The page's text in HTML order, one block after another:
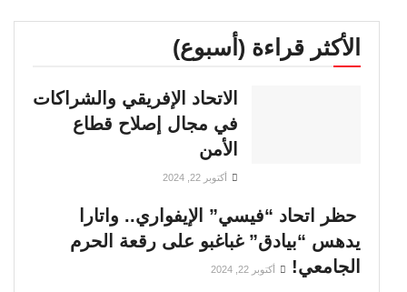
الأكثر قراءة (أسبوع)
الاتحاد الإفريقي والشراكات
في مجال إصلاح قطاع
الأمن
أكتوبر 22, 2024
حظر اتحاد “فيسي” الإيفواري.. واتارا
يدهس “بيادق” غباغبو على رقعة الحرم
الجامعي!
أكتوبر 22, 2024